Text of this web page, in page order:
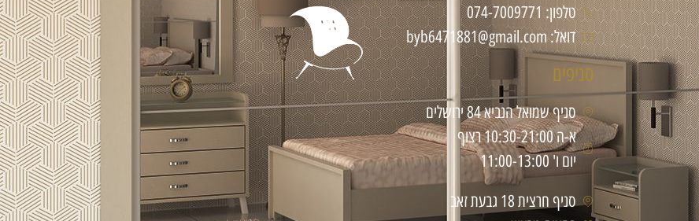
טלפון: 074-7009771
דואל: byb6471881@gmail.com
סניפים
סניף שמואל הנביא 84 ירושלים
א-ה 10:30-21:00 רצוף
יום ו' 11:00-13:00
סניף חרצית 18 גבעת זאב